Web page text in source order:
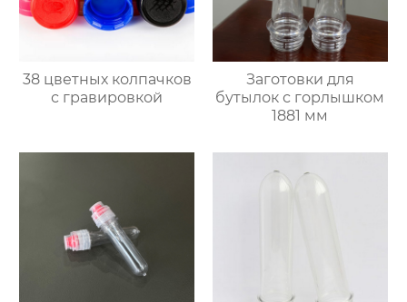
38 цветных колпачков
с гравировкой
Заготовки для
бутылок с горлышком
1881 мм